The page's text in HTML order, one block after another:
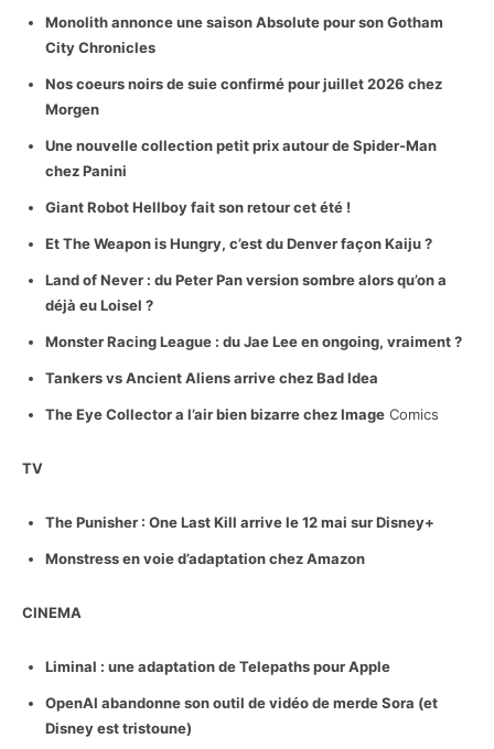
Monolith annonce une saison Absolute pour son Gotham
City Chronicles
Nos coeurs noirs de suie confirmé pour juillet 2026 chez
Morgen
Une nouvelle collection petit prix autour de Spider-Man
chez Panini
Giant Robot Hellboy fait son retour cet été !
Et The Weapon is Hungry, c’est du Denver façon Kaiju ?
Land of Never : du Peter Pan version sombre alors qu’on a
déjà eu Loisel ?
Monster Racing League : du Jae Lee en ongoing, vraiment ?
Tankers vs Ancient Aliens arrive chez Bad Idea
The Eye Collector a l’air bien bizarre chez Image Comics
TV
The Punisher : One Last Kill arrive le 12 mai sur Disney+
Monstress en voie d’adaptation chez Amazon
CINEMA
Liminal : une adaptation de Telepaths pour Apple
OpenAI abandonne son outil de vidéo de merde Sora (et
Disney est tristoune)